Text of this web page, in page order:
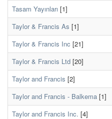
Tasam Yayınları [1]
Taylor & Francis As [1]
Taylor & Francis Inc [21]
Taylor & Francis Ltd [20]
Taylor and Francis [2]
Taylor and Francis - Balkema [1]
Taylor and Francis Inc. [4]